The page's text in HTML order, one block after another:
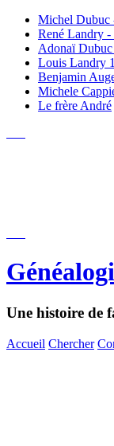
Michel Dubuc
René Landry -
Adonaï
Louis Landry
Benjamin
Michele
Le frère André
Une histoire de
Accueil Chercher